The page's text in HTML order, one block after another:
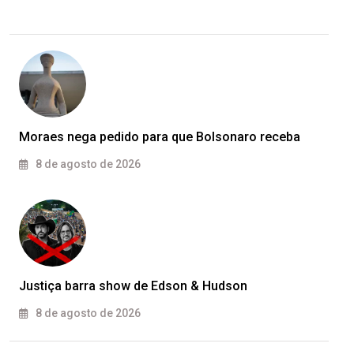
Moraes nega pedido para que Bolsonaro receba
8 de agosto de 2026
Justiça barra show de Edson & Hudson
8 de agosto de 2026